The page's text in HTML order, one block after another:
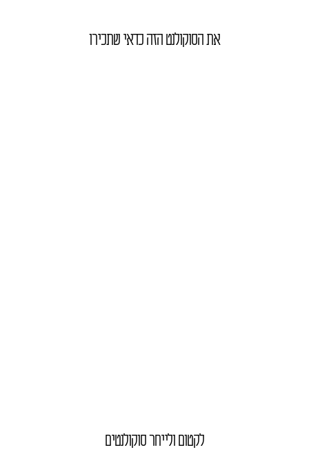
את הסוקולנט הזה כדאי שתכירו
לקטום ולייחר סוקולנטים